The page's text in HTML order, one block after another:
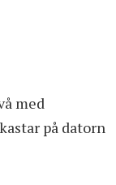
med
på datorn